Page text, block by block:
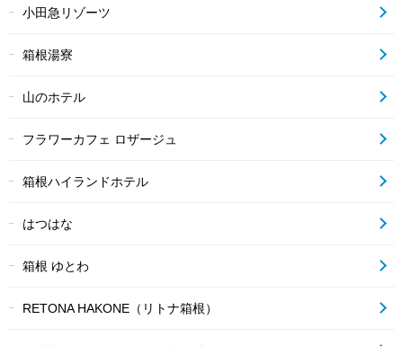
小田急リゾーツ
箱根湯寮
山のホテル
フラワーカフェ ロザージュ
箱根ハイランドホテル
はつはな
箱根 ゆとわ
RETONA HAKONE（リトナ箱根）